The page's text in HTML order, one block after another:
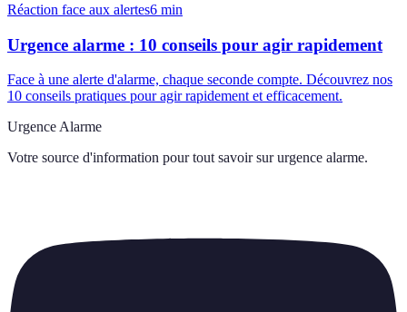
Réaction face aux alertes6 min
Urgence alarme : 10 conseils pour agir rapidement
Face à une alerte d'alarme, chaque seconde compte. Découvrez nos
10 conseils pratiques pour agir rapidement et efficacement.
Urgence Alarme
Votre source d'information pour tout savoir sur urgence alarme.